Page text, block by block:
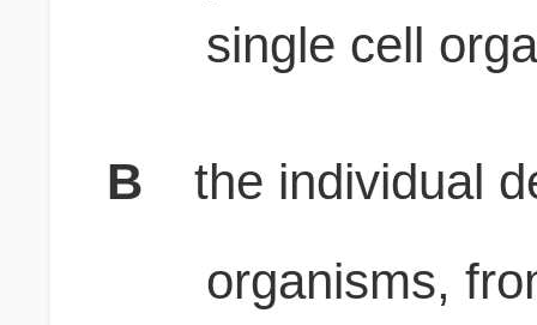
single cell
B
the individual
organisms,